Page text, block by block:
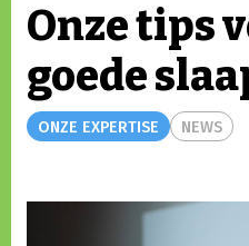
Onze tips
goede
ONZE EXPERTISE NEWS